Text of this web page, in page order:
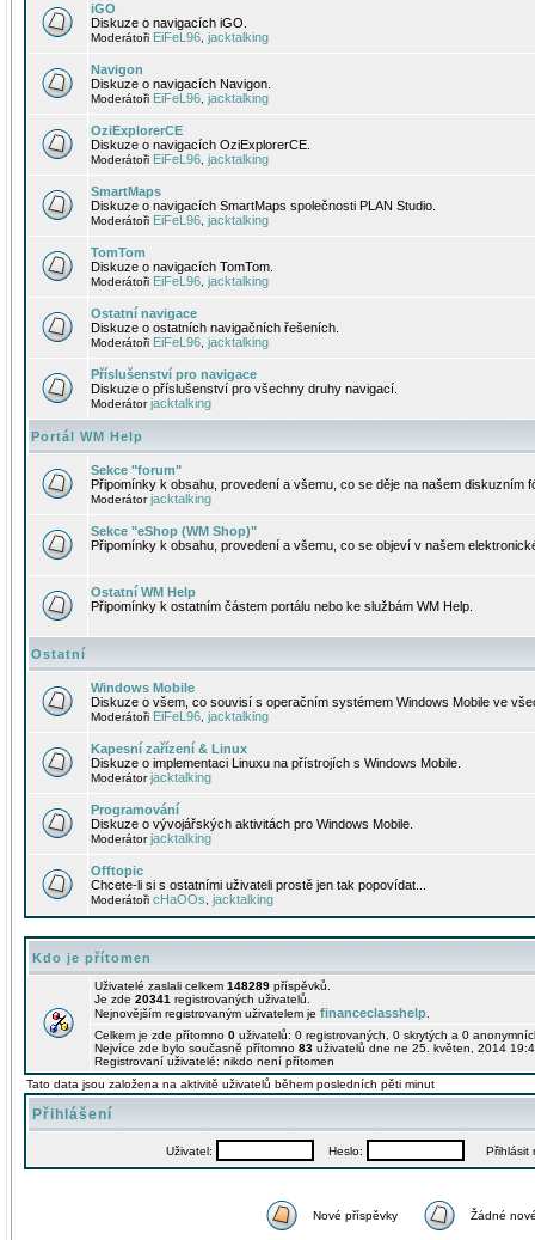
iGO
Diskuze o navigacích iGO.
Moderátoři EiFeL96 jacktalking
Navigon
Diskuze o navigacích Navigon.
Moderátoři EiFeL96 jacktalking
OziExplorerCE
Diskuze o navigacích OziExplorerCE.
Moderátoři EiFeL96 jacktalking
SmartMaps
Diskuze o navigacích SmartMaps společnosti PLAN Studio.
Moderátoři EiFeL96 jacktalking
TomTom
Diskuze o navigacích TomTom.
Moderátoři EiFeL96 jacktalking
Ostatní navigace
Diskuze o ostatních navigačních řešeních.
Moderátoři EiFeL96 jacktalking
Příslušenství pro navigace
Diskuze o příslušenství pro všechny druhy navigací.
Moderátorjacktalking
Portál WM Help
Sekce "forum"
Připomínky k obsahu, provedení a všemu, co se děje na našem diskuzním
Moderátorjacktalking
Sekce "eShop (WM Shop)"
Připomínky k obsahu, provedení a všemu, co se objeví v našem
Ostatní WM Help
Připomínky k ostatním částem portálu nebo ke službám WM Help.
Ostatní
Windows Mobile
Diskuze o všem, co souvisí s operačním systémem Windows Mobile ve
Moderátoři EiFeL96 jacktalking
Kapesní zařízení & Linux
Diskuze o implementaci Linuxu na přístrojích s Windows Mobile.
Moderátorjacktalking
Programování
Diskuze o vývojářských aktivitách pro Windows Mobile.
Moderátorjacktalking
Offtopic
Chcete-li si s ostatními uživateli prostě jen tak popovídat...
Moderátoři cHaOOs jacktalking
Kdo je přítomen
Uživatelé zaslali celkem 148289 příspěvků.
Je zde 20341 registrovaných uživatelů.
Nejnovějším registrovaným uživatelem je financeclasshelp
Celkem je zde přítomno 0 uživatelů: 0 registrovaných, 0 skrytých a 0
Nejvíce zde bylo současně přítomno 83 uživatelů dne ne 25. květen, 2014
Registrovaní uživatelé: nikdo není přítomen
Tato data jsou založena na aktivitě uživatelů během posledních pěti minut
Přihlášení
Uživatel: Heslo: Přihlásit
Nové příspěvky Žádné